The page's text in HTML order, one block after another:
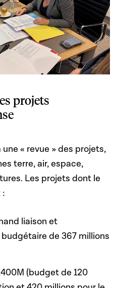
projets
« revue » des projets,
terre, air, espace,
Les projets dont le
:
liaison et
de 367 millions
(budget de 120